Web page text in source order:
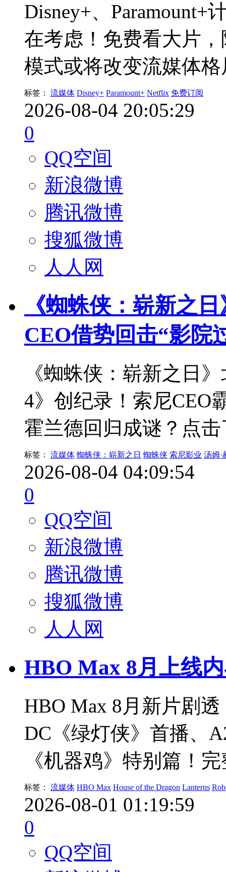
Disney+、
在考虑！免费看大片
模式或将改变流媒体
标签： 流媒体 Disney+ Paramount+ Netflix 免费订阅
2026-08-04 20:05:29
0
QQ空间
新浪微博
腾讯微博
搜狐微博
人人网
《蜘蛛侠：崭新之
CEO借势回击“影院
《蜘蛛侠：崭新之日
4》创纪录！索尼CEO
霍兰德回归成谜？点
标签： 流媒体 蜘蛛侠：崭新之日 蜘蛛侠 索尼影业 汤姆·
2026-08-04 04:09:54
0
QQ空间
新浪微博
腾讯微博
搜狐微博
人人网
HBO Max 8月上线
HBO Max 8月新片剧
DC《绿灯侠》首播、
《机器鸡》特别篇！
标签： 流媒体 HBO Max House of the Dragon Lanterns
2026-08-01 01:19:59
0
QQ空间